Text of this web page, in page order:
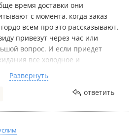
время доставки они
с момента, когда заказ
всем про это рассказывают.
привезут через час или
вопрос. И если приедет
все холодное и
соглашении и они на это
хамам больше обращаться не
Развернуть
ответить